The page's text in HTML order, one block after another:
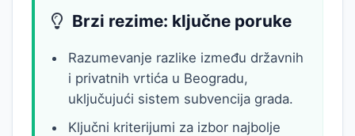
Brzi rezime: ključne poruke
Razumevanje razlike između državnih
i privatnih vrtića u Beogradu,
uključujući sistem subvencija grada.
Ključni kriterijumi za izbor najbolje